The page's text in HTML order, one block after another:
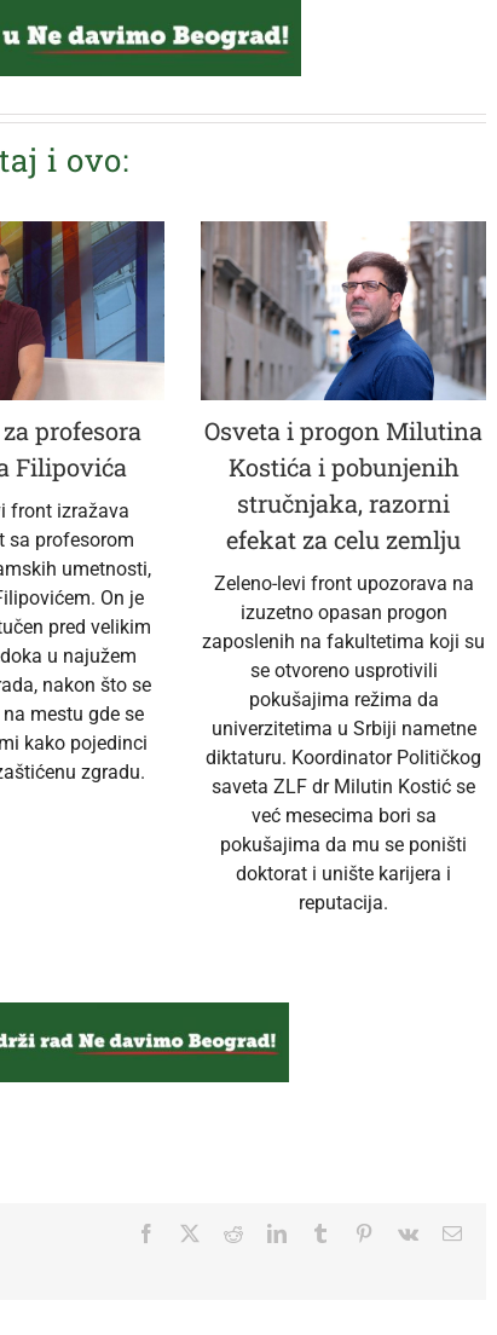
i ovo:
profesora
Filipovića
front izražava
sa profesorom
umetnosti,
On je
pred velikim
u najužem
nakon što se
mestu gde se
kako pojedinci
zgradu.
Osveta i progon Milutina
Kostića i pobunjenih
stručnjaka, razorni
efekat za celu zemlju
Zeleno-levi front upozorava na
izuzetno opasan progon
zaposlenih na fakultetima koji su
se otvoreno usprotivili
pokušajima režima da
univerzitetima u Srbiji nametne
diktaturu. Koordinator Političkog
saveta ZLF dr Milutin Kostić se
već mesecima bori sa
pokušajima da mu se poništi
doktorat i unište karijera i
reputacija.
Facebook
TwitterRedditLinkedInTumblr Pinterest
Vk Email